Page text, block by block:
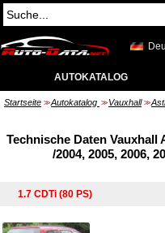
AUTOKATALOG
Startseite >> Autokatalog >> Vauxhall >>
Technische Daten Vauxhall
/2004, 2005, 2006,